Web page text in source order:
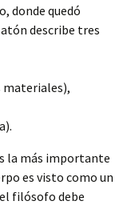
donde quedó
describe tres
materiales),
la más importante
es visto como un
filósofo debe